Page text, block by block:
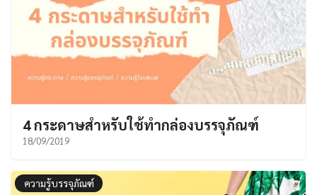
4 กระดาษสำหรับใช้ทำกล่องบรรจุภัณฑ์
18/09/2019
ความรู้บรรจุภัณฑ์